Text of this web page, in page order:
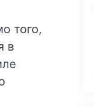
того,
в